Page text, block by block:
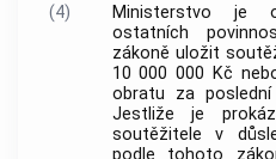
(4)
Ministerstvo je
ostatních
zákoně uložit
10 000 000 Kč
obratu za poslední
Jestliže je
soutěžitele v